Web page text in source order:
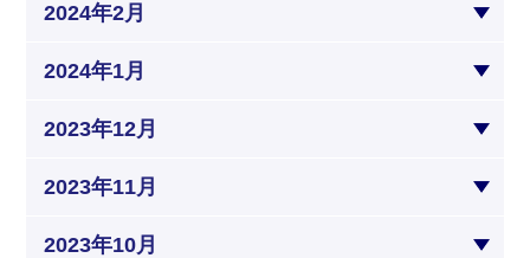
2024年2月
2024年1月
2023年12月
2023年11月
2023年10月